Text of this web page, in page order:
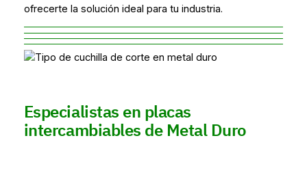
ofrecerte la solución ideal para tu industria.
Especialistas en placas
intercambiables de Metal Duro